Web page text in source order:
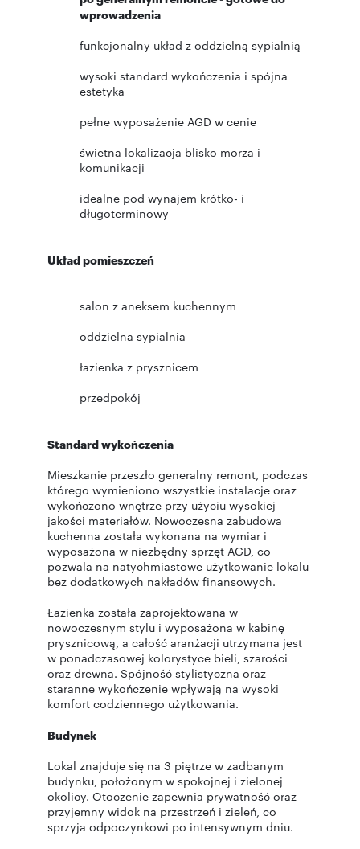
wprowadzenia
funkcjonalny układ z oddzielną sypialnią
wysoki standard wykończenia i spójna
estetyka
pełne wyposażenie AGD w cenie
świetna lokalizacja blisko morza i
komunikacji
idealne pod wynajem krótko- i
długoterminowy
Układ pomieszczeń
salon z aneksem kuchennym
oddzielna sypialnia
łazienka z prysznicem
przedpokój
Standard wykończenia
Mieszkanie przeszło generalny remont, podczas
którego wymieniono wszystkie instalacje oraz
wykończono wnętrze przy użyciu wysokiej
jakości materiałów. Nowoczesna zabudowa
kuchenna została wykonana na wymiar i
wyposażona w niezbędny sprzęt AGD, co
pozwala na natychmiastowe użytkowanie lokalu
bez dodatkowych nakładów finansowych.
Łazienka została zaprojektowana w
nowoczesnym stylu i wyposażona w kabinę
prysznicową, a całość aranżacji utrzymana jest
w ponadczasowej kolorystyce bieli, szarości
oraz drewna. Spójność stylistyczna oraz
staranne wykończenie wpływają na wysoki
komfort codziennego użytkowania.
Budynek
Lokal znajduje się na 3 piętrze w zadbanym
budynku, położonym w spokojnej i zielonej
okolicy. Otoczenie zapewnia prywatność oraz
przyjemny widok na przestrzeń i zieleń, co
sprzyja odpoczynkowi po intensywnym dniu.